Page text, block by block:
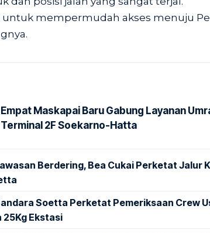
untuk mempermudah akses menuju
Empat Maskapai Baru Gabung Layanan
Terminal 2F Soekarno-Hatta
Berdering, Bea Cukai Perketat Jalur
Soetta Perketat Pemeriksaan Crew
25Kg Ekstasi